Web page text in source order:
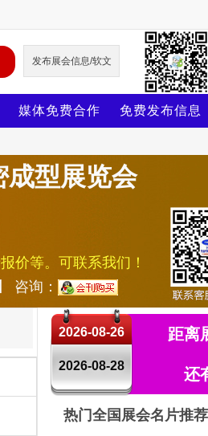
发布展会信息/软文
媒体免费合作 免费发布信息
型展览会
价等。可联系我们！
咨询：
2026-08-26
2026-08-28
距离
还
热门全国展会名片推荐